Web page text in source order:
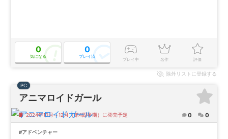
0
気になる
0
プレイ済
プレイ中 名作 評価
除外リストに登録する
アニマロイドガール
PC
2024年10月～12月（第4四半期）に発売予定 0 0
#アドベンチャー